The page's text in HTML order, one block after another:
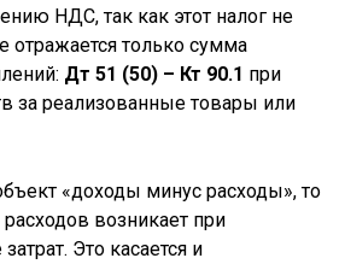
НДС, так как этот налог не
отражается только сумма
Дт 51 (50) – Кт 90.1 при
за реализованные товары или
«доходы минус расходы», то
возникает при
Это касается и